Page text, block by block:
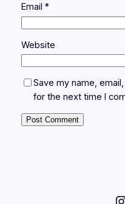
Email *
Website
Save my name,
for the next time I